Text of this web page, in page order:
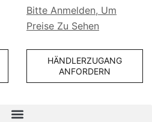
Bitte Anmelden, Um
Preise Zu Sehen
HÄNDLERZUGANG
ANFORDERN